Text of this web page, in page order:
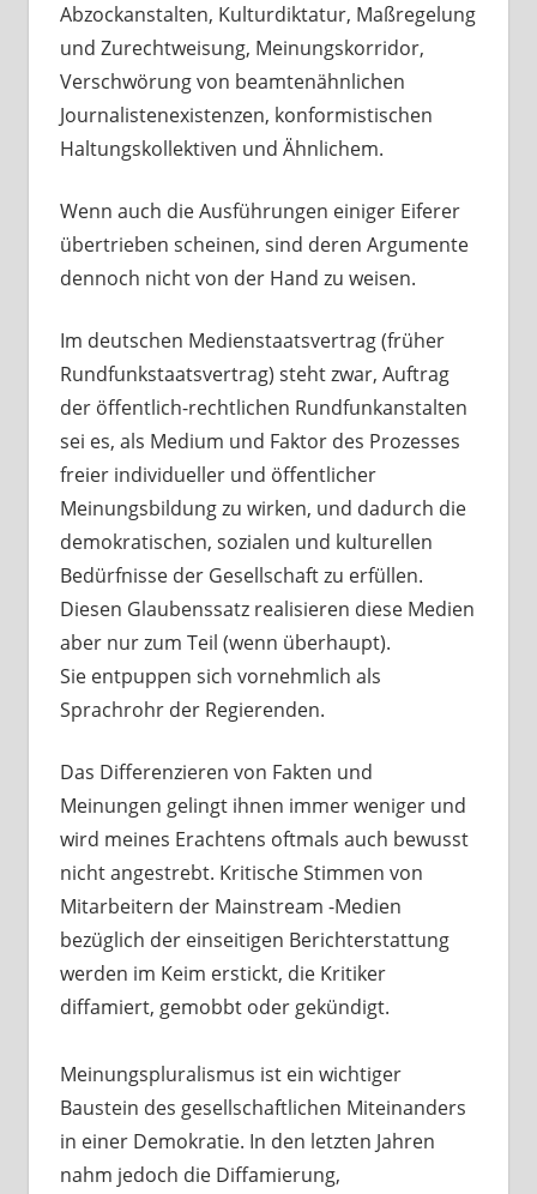
Abzockanstalten, Kulturdiktatur, Maßregelung
und Zurechtweisung, Meinungskorridor,
Verschwörung von beamtenähnlichen
Journalistenexistenzen, konformistischen
Haltungskollektiven und Ähnlichem.
Wenn auch die Ausführungen einiger Eiferer
übertrieben scheinen, sind deren Argumente
dennoch nicht von der Hand zu weisen.
Im deutschen Medienstaatsvertrag (früher
Rundfunkstaatsvertrag) steht zwar, Auftrag
der öffentlich-rechtlichen Rundfunkanstalten
sei es, als Medium und Faktor des Prozesses
freier individueller und öffentlicher
Meinungsbildung zu wirken, und dadurch die
demokratischen, sozialen und kulturellen
Bedürfnisse der Gesellschaft zu erfüllen.
Diesen Glaubenssatz realisieren diese Medien
aber nur zum Teil (wenn überhaupt).
Sie entpuppen sich vornehmlich als
Sprachrohr der Regierenden.
Das Differenzieren von Fakten und
Meinungen gelingt ihnen immer weniger und
wird meines Erachtens oftmals auch bewusst
nicht angestrebt. Kritische Stimmen von
Mitarbeitern der Mainstream -Medien
bezüglich der einseitigen Berichterstattung
werden im Keim erstickt, die Kritiker
diffamiert, gemobbt oder gekündigt.
Meinungspluralismus ist ein wichtiger
Baustein des gesellschaftlichen Miteinanders
in einer Demokratie. In den letzten Jahren
nahm jedoch die Diffamierung,